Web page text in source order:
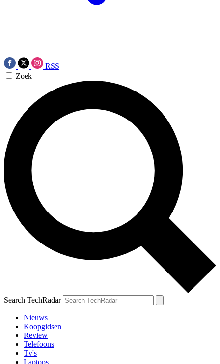
RSS
Zoek
Search TechRadar
Nieuws
Koopgidsen
Review
Telefoons
Tv's
Laptops